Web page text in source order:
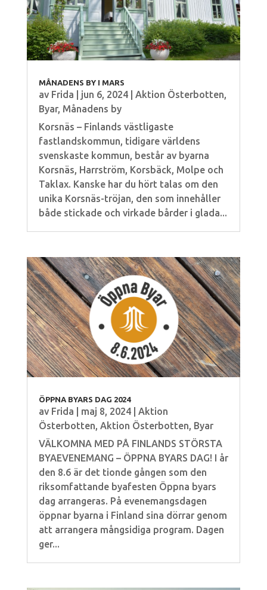
MÅNADENS BY I MARS
av Frida jun 6, 2024| Aktion Österbotten,
Byar, Månadens by
Korsnäs – Finlands västligaste
fastlandskommun, tidigare världens
svenskaste kommun, består av byarna
Korsnäs, Harrström, Korsbäck, Molpe och
Taklax. Kanske har du hört talas om den
unika Korsnäs-tröjan, den som innehåller
både stickade och virkade bårder i glada...
ÖPPNA BYARS DAG 2024
av Frida maj 8, 2024| Aktion
Österbotten, Aktion Österbotten, Byar
VÄLKOMNA MED PÅ FINLANDS STÖRSTA
BYAEVENEMANG – ÖPPNA BYARS DAG! I år
den 8.6 är det tionde gången som den
riksomfattande byafesten Öppna byars
dag arrangeras. På evenemangsdagen
öppnar byarna i Finland sina dörrar genom
att arrangera mångsidiga program. Dagen
ger...